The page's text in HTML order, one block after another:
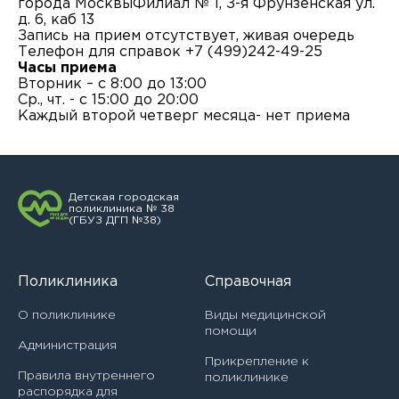
города МосквыФилиал № 1, З-я Фрунзенская ул.
д. 6, каб 13
Запись на прием отсутствует, живая очередь
Телефон для справок +7 (499)242-49-25
Часы приема
Вторник – с 8:00 до 13:00
Ср., чт. - с 15:00 до 20:00
Каждый второй четверг месяца- нет приема
Детская городская
поликлиника № 38
(ГБУЗ ДГП №38)
Поликлиника
О поликлинике
Администрация
Правила внутреннего
распорядка для
Справочная
Виды медицинской
помощи
Прикрепление к
поликлинике
Акашева Вера Геннадьевна
Акбаева София Казбековна
Филиал
НаправлениеЗАПИСАТЬСЯ НА ПРИЕМ